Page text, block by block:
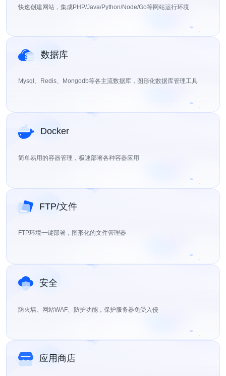
快速创建网站，集成PHP/Java/Python/Node/Go等网站运行环境
数据库
Mysql、Redis、Mongodb等各主流数据库，图形化数据库管理工具
Docker
简单易用的容器管理，极速部署各种容器应用
FTP/文件
FTP环境一键部署，图形化的文件管理器
安全
防火墙、网站WAF、防护功能，保护服务器免受入侵
应用商店